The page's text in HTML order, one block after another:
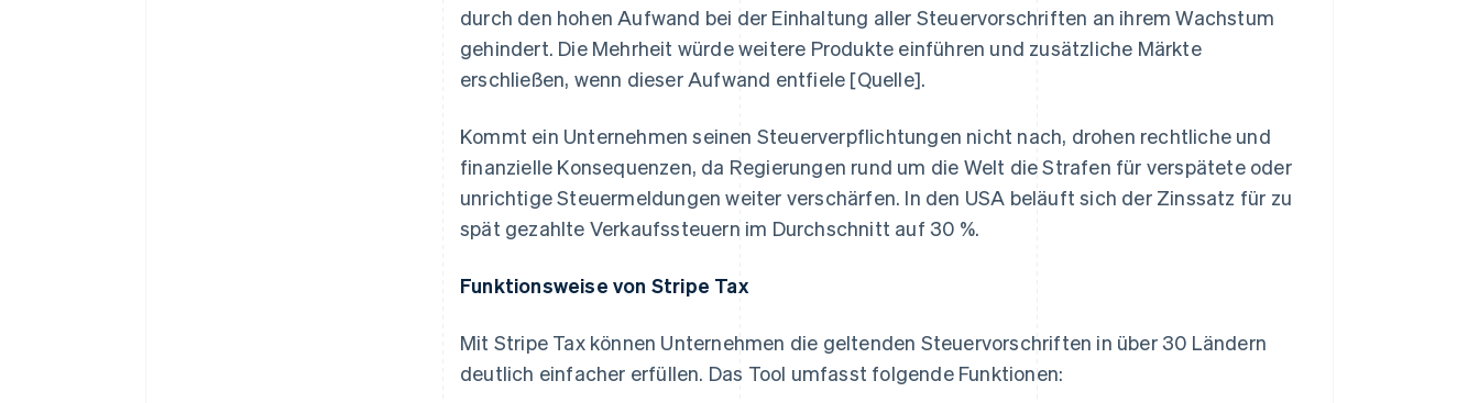
durch den hohen Aufwand bei der Einhaltung aller Steuervorschriften an ihrem Wachstum
gehindert. Die Mehrheit würde weitere Produkte einführen und zusätzliche Märkte
erschließen, wenn dieser Aufwand entfiele [Quelle].
Kommt ein Unternehmen seinen Steuerverpflichtungen nicht nach, drohen rechtliche und
finanzielle Konsequenzen, da Regierungen rund um die Welt die Strafen für verspätete oder
unrichtige Steuermeldungen weiter verschärfen. In den USA beläuft sich der Zinssatz für zu
spät gezahlte Verkaufssteuern im Durchschnitt auf 30 %.
Funktionsweise von Stripe Tax
Mit Stripe Tax können Unternehmen die geltenden Steuervorschriften in über 30 Ländern
deutlich einfacher erfüllen. Das Tool umfasst folgende Funktionen: